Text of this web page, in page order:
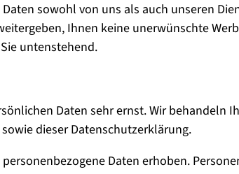
sowohl von uns als auch unseren
Ihnen keine unerwünschte
untenstehend.
Daten sehr ernst. Wir behandeln
dieser Datenschutzerklärung.
Daten erhoben.